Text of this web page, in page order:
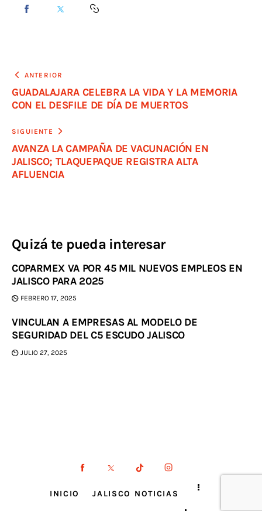
ANTERIOR
GUADALAJARA CELEBRA LA VIDA Y LA MEMORIA
CON EL DESFILE DE DÍA DE MUERTOS
SIGUIENTE
AVANZA LA CAMPAÑA DE VACUNACIÓN EN
JALISCO; TLAQUEPAQUE REGISTRA ALTA
AFLUENCIA
Quizá te pueda interesar
COPARMEX VA POR 45 MIL NUEVOS EMPLEOS EN
JALISCO PARA 2025
FEBRERO 17, 2025
VINCULAN A EMPRESAS AL MODELO DE
SEGURIDAD DEL C5 ESCUDO JALISCO
JULIO 27, 2025
INICIO JALISCO NOTICIAS